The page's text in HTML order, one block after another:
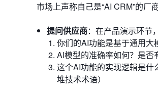
市场上声称自己是“AI CRM”的厂
提问供应商：在产品演示环节
你们的AI功能是基于通用大
AI模型的准确率如何？是否
这个AI功能的实现逻辑是什
堆技术术语）